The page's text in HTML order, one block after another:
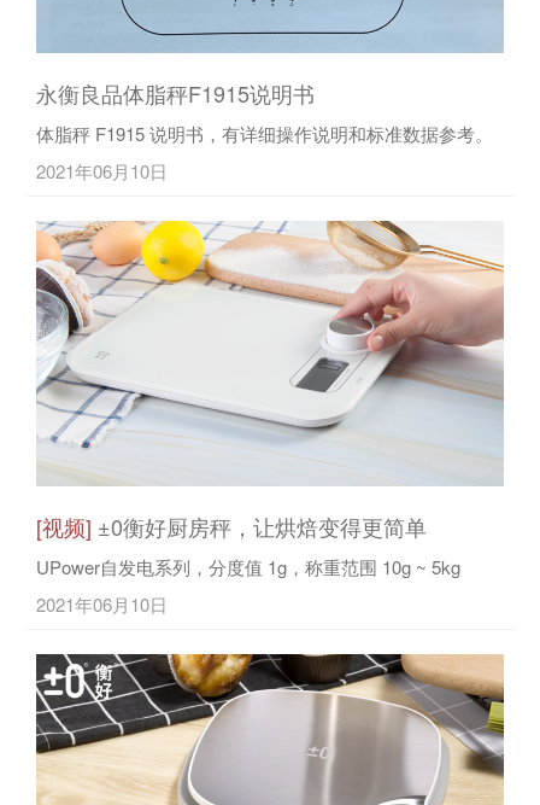
永衡良品体脂秤F1915说明书
体脂秤 F1915 说明书，有详细操作说明和标准数据参考。
2021年06月10日
[视频] ±0衡好厨房秤，让烘焙变得更简单
UPower自发电系列，分度值 1g，称重范围 10g ~ 5kg
2021年06月10日